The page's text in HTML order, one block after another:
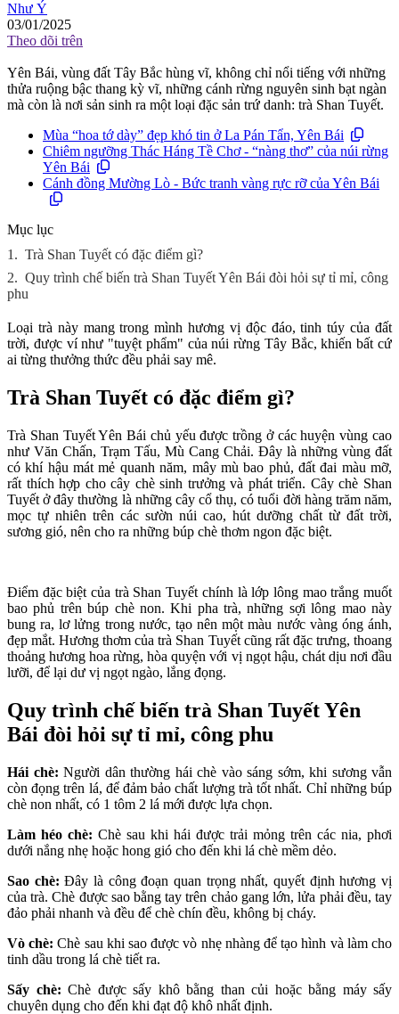
Như Ý
03/01/2025
Theo dõi trên
Yên Bái, vùng đất Tây Bắc hùng vĩ, không chỉ nổi tiếng với những
thửa ruộng bậc thang kỳ vĩ, những cánh rừng nguyên sinh bạt ngàn
mà còn là nơi sản sinh ra một loại đặc sản trứ danh: trà Shan Tuyết.
Mùa “hoa tớ dày” đẹp khó tin ở La Pán Tẩn, Yên Bái
Chiêm ngưỡng Thác Háng Tề Chơ - “nàng thơ” của núi rừng
Yên Bái
Cánh đồng Mường Lò - Bức tranh vàng rực rỡ của Yên Bái
Mục lục
1. Trà Shan Tuyết có đặc điểm gì?
2. Quy trình chế biến trà Shan Tuyết Yên Bái đòi hỏi sự tỉ mỉ, công
phu
Loại trà này mang trong mình hương vị độc đáo, tinh túy của đất
trời, được ví như "tuyệt phẩm" của núi rừng Tây Bắc, khiến bất cứ
ai từng thưởng thức đều phải say mê.
Trà Shan Tuyết có đặc điểm gì?
Trà Shan Tuyết Yên Bái chủ yếu được trồng ở các huyện vùng cao
như Văn Chấn, Trạm Tấu, Mù Cang Chải. Đây là những vùng đất
có khí hậu mát mẻ quanh năm, mây mù bao phủ, đất đai màu mỡ,
rất thích hợp cho cây chè sinh trưởng và phát triển. Cây chè Shan
Tuyết ở đây thường là những cây cổ thụ, có tuổi đời hàng trăm năm,
mọc tự nhiên trên các sườn núi cao, hút dưỡng chất từ đất trời,
sương gió, nên cho ra những búp chè thơm ngon đặc biệt.
Điểm đặc biệt của trà Shan Tuyết chính là lớp lông mao trắng muốt
bao phủ trên búp chè non. Khi pha trà, những sợi lông mao này
bung ra, lơ lửng trong nước, tạo nên một màu nước vàng óng ánh,
đẹp mắt. Hương thơm của trà Shan Tuyết cũng rất đặc trưng, thoang
thoảng hương hoa rừng, hòa quyện với vị ngọt hậu, chát dịu nơi đầu
lưỡi, để lại dư vị ngọt ngào, lắng đọng.
Quy trình chế biến trà Shan Tuyết Yên
Bái đòi hỏi sự tỉ mỉ, công phu
Hái chè: Người dân thường hái chè vào sáng sớm, khi sương vẫn
còn đọng trên lá, để đảm bảo chất lượng trà tốt nhất. Chỉ những búp
chè non nhất, có 1 tôm 2 lá mới được lựa chọn.
Làm héo chè: Chè sau khi hái được trải mỏng trên các nia, phơi
dưới nắng nhẹ hoặc hong gió cho đến khi lá chè mềm dẻo.
Sao chè: Đây là công đoạn quan trọng nhất, quyết định hương vị
của trà. Chè được sao bằng tay trên chảo gang lớn, lửa phải đều, tay
đảo phải nhanh và đều để chè chín đều, không bị cháy.
Vò chè: Chè sau khi sao được vò nhẹ nhàng để tạo hình và làm cho
tinh dầu trong lá chè tiết ra.
Sấy chè: Chè được sấy khô bằng than củi hoặc bằng máy sấy
chuyên dụng cho đến khi đạt độ khô nhất định.